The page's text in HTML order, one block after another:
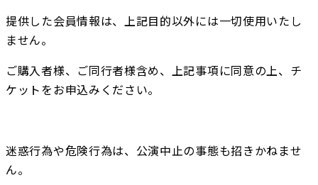
提供した会員情報は、上記目的以外には一切使用いたし
ません。
ご購入者様、ご同行者様含め、上記事項に同意の上、チ
ケットをお申込みください。
迷惑行為や危険行為は、公演中止の事態も招きかねませ
ん。